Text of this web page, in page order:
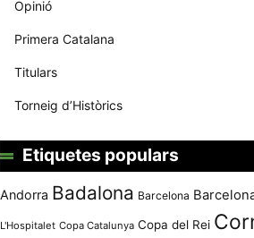
Opinió
Primera Catalana
Titulars
Torneig d’Històrics
Etiquetes populars
Andorra Badalona Barcelona
L'Hospitalet Copa Catalunya Copa del Rei